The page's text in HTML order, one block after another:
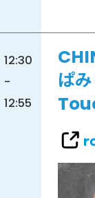
12:30
-
12:55
ぱ